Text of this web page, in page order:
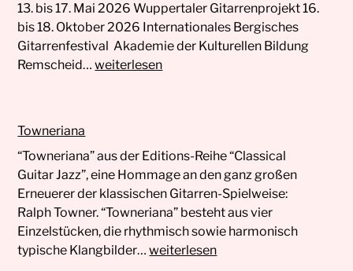
13. bis 17. Mai 2026 Wuppertaler Gitarrenprojekt 16.
bis 18. Oktober 2026 Internationales Bergisches
Gitarrenfestival Akademie der Kulturellen Bildung
Remscheid…Aktuelle
weiterlesen
Towneriana
“Towneriana” aus der Editions-Reihe “Classical
Guitar Jazz”, eine Hommage an den ganz großen
Erneuerer der klassischen Gitarren-Spielweise:
Ralph Towner. “Towneriana” besteht aus vier
Einzelstücken, die rhythmisch sowie harmonisch
typische Klangbilder…Towneriana
weiterlesen